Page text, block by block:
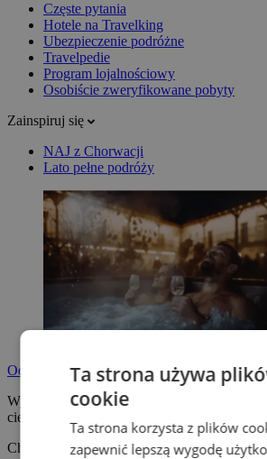
Częste pytania
Hotele na Travelking
Ubezpieczenie podróżne
Travelpedie
Program lojalnościowy
Osobiście zweryfikowane pobyty
Zainspiruj się
NAJ z Chorwacji
Lato pełne podróży
Odpocznij na pobycie wellness
Wybierz pobyt wellness z jacuzzi, sauną lub
ciesz się zasłużonym wypoczynkiem.
Chcę się zrelaksować
Ta strona używa
cookie
Ta strona korzysta z plików
zapewnić lepszą wygodę